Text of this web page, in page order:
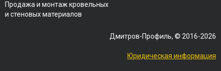
Продажа и монтаж кровельных
и стеновых материалов
Дмитров-Профиль, © 2016-2026
Юридическая информация